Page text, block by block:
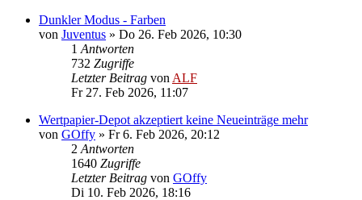
Dunkler Modus - Farben
von Juventus » Do 26. Feb 2026, 10:30
1 Antworten
732 Zugriffe
Letzter Beitrag von ALF
Fr 27. Feb 2026, 11:07
Wertpapier-Depot akzeptiert keine Neueinträge mehr
von GOffy » Fr 6. Feb 2026, 20:12
2 Antworten
1640 Zugriffe
Letzter Beitrag von GOffy
Di 10. Feb 2026, 18:16